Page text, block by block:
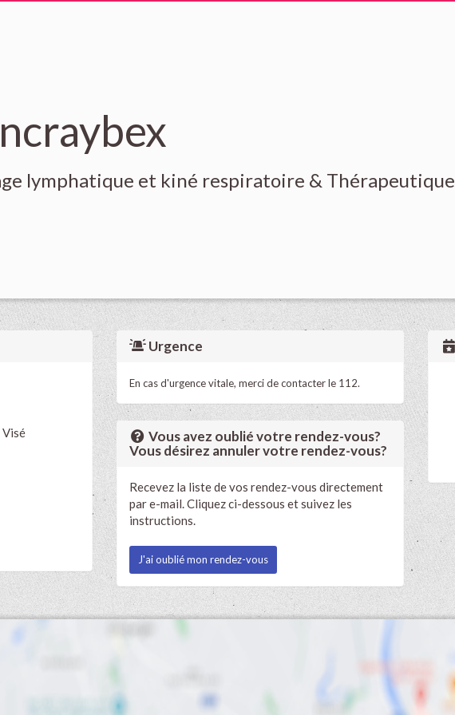
lymphatique et kiné respiratoire & Thérapeutique
Visé
Urgence
En cas d'urgence vitale, merci de contacter le 112.
Vous avez oublié votre rendez-vous?
Vous désirez annuler votre rendez-vous?
Recevez la liste de vos rendez-vous directement
par e-mail. Cliquez ci-dessous et suivez les
instructions.
J'ai oublié mon rendez-vous